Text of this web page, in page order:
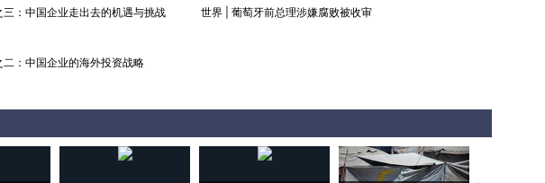
三：中国企业走出去的机遇与挑战
二：中国企业的海外投资战略
世界
葡萄牙前总理涉嫌腐败被收审